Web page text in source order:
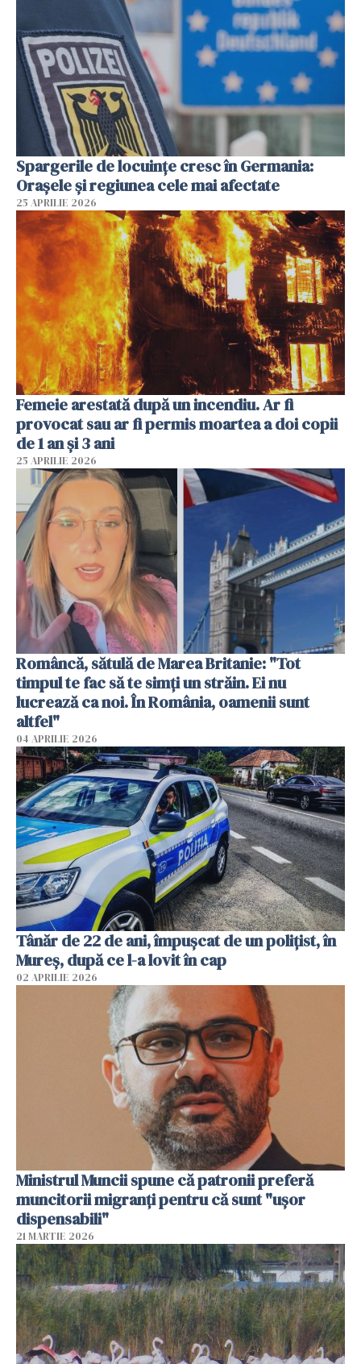
Spargerile de locuințe cresc în Germania:
Orașele și regiunea cele mai afectate
25 APRILIE 2026
Femeie arestată după un incendiu. Ar fi
provocat sau ar fi permis moartea a doi copii
de 1 an și 3 ani
25 APRILIE 2026
Româncă, sătulă de Marea Britanie: "Tot
timpul te fac să te simți un străin. Ei nu
lucrează ca noi. În România, oamenii sunt
altfel"
04 APRILIE 2026
Tânăr de 22 de ani, împușcat de un polițist, în
Mureș, după ce l-a lovit în cap
02 APRILIE 2026
Ministrul Muncii spune că patronii preferă
muncitorii migranți pentru că sunt "uşor
dispensabili"
21 MARTIE 2026